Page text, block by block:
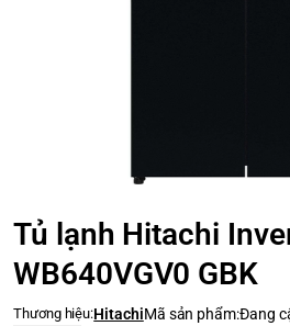
Tủ lạnh Hitachi
WB640VGV0 GBK
Thương hiệu:HitachiMã sản phẩm:Đang